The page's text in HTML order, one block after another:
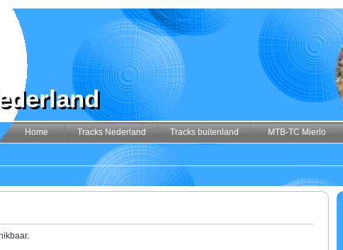
Home Tracks Nederland Tracks buitenland MTB-TC Mierlo